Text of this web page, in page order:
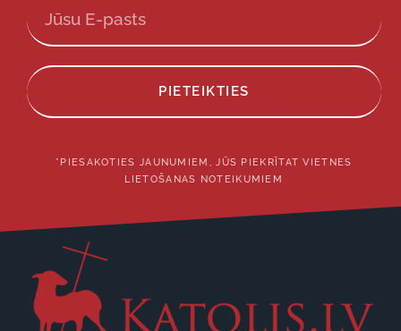
PIETEIKTIES
*PIESAKOTIES JAUNUMIEM, JŪS PIEKRĪTAT VIETNES
LIETOŠANAS NOTEIKUMIEM